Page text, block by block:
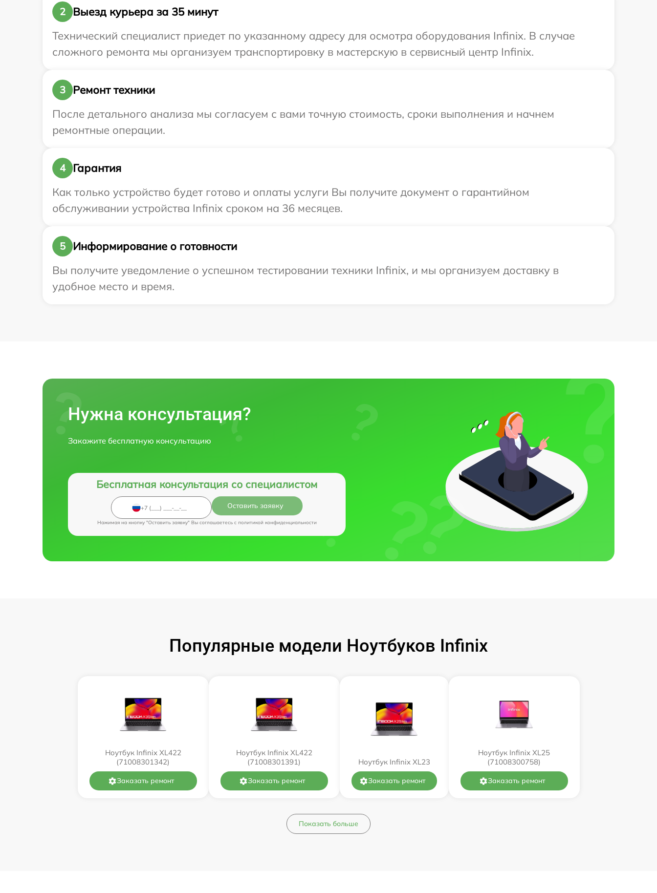
2
Выезд курьера за 35 минут
Технический специалист приедет по указанному адресу для осмотра оборудования Infinix. В случае
сложного ремонта мы организуем транспортировку в мастерскую в сервисный центр Infinix.
3
Ремонт техники
После детального анализа мы согласуем с вами точную стоимость, сроки выполнения и начнем
ремонтные операции.
4
Гарантия
Как только устройство будет готово и оплаты услуги Вы получите документ о гарантийном
обслуживании устройства Infinix сроком на 36 месяцев.
5
Информирование о готовности
Вы получите уведомление о успешном тестировании техники Infinix, и мы организуем доставку в
удобное место и время.
Нужна консультация?
Закажите бесплатную консультацию
Бесплатная консультация со специалистом
Оставить заявку
Нажимая на кнопку "Оставить заявку" Вы соглашаетесь c политикой конфиденциальности
Популярные модели Ноутбуков Infinix
Ноутбук Infinix XL422
(71008301342)
Заказать ремонт
Ноутбук Infinix XL422
(71008301391)
Заказать ремонт
Ноутбук Infinix XL23
Заказать ремонт
Ноутбук Infinix XL25
(71008300758)
Заказать ремонт
Показать больше